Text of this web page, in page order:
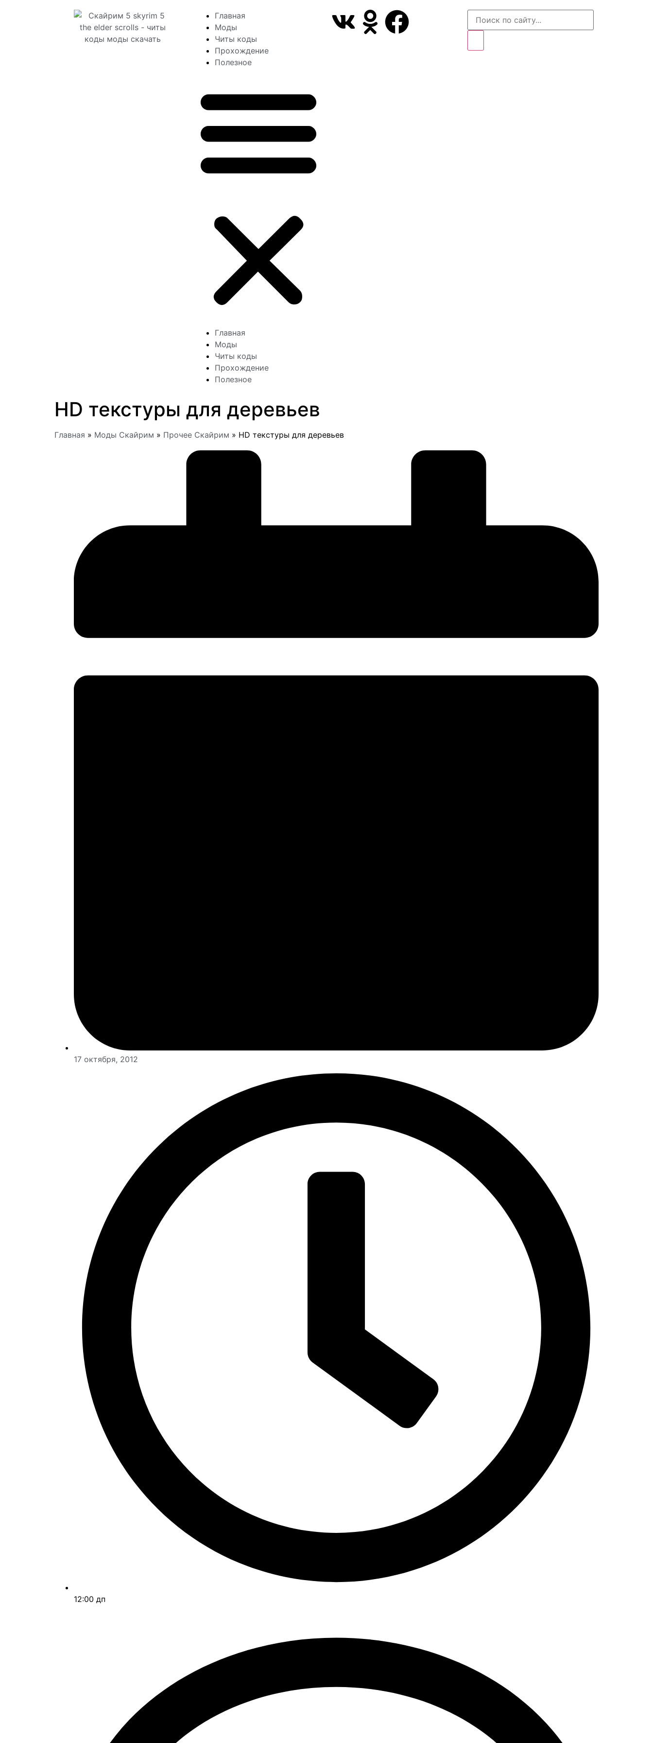
Главная
Моды
Читы коды
Прохождение
Полезное
Главная
Моды
Читы коды
Прохождение
Полезное
HD текстуры для деревьев
Главная » Моды Скайрим » Прочее Скайрим » HD текстуры для деревьев
17 октября, 2012
12:00 дп